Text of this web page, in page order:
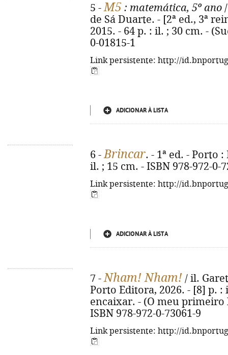
5 -M5 : matemática, 5º ano
de Sá Duarte. - [2ª ed., 3ª
2015. - 64 p. : il. ; 30 cm. -
0-01815-1
Link persistente: http://
ADICIONAR À LISTA
6 -Brincar. - 1ª ed. - Porto
il. ; 15 cm. - ISBN 978-972-0-
Link persistente: http://
ADICIONAR À LISTA
7 -Nham! Nham! / il.
Porto Editora, 2026. - [8] p. :
encaixar. - (O meu primeiro
ISBN 978-972-0-73061-9
Link persistente: http://